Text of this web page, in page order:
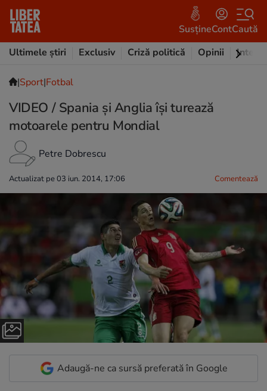
SusțineContCaută
Ultimele știri
Exclusiv Criză politică Opinii
|Sport|Fotbal
VIDEO / Spania şi Anglia îşi turează
motoarele pentru Mondial
Petre Dobrescu
Actualizat pe 03 iun. 2014, 17:06 Comentează
Adaugă-ne ca sursă preferată în Google